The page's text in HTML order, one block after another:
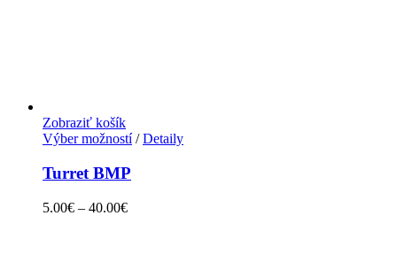
Zobraziť košík
Výber možností/ Detaily
Turret BMP
5.00€ – 40.00€